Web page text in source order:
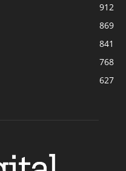
912
869
841
768
627